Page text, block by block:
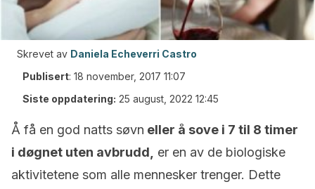
Skrevet av Daniela Echeverri Castro
Publisert: 18 november, 2017 11:07
Siste oppdatering: 25 august, 2022 12:45
Å få en god natts søvn eller å sove i 7 til 8 timer
i døgnet uten avbrudd,
er en av de biologiske
aktivitetene som alle mennesker trenger. Dette